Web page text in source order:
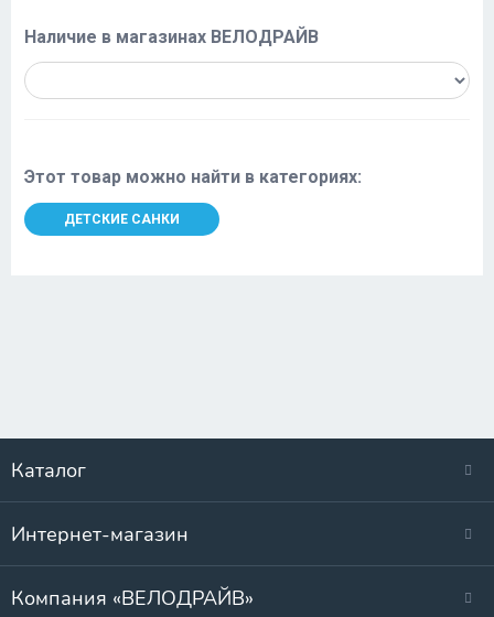
Наличие в магазинах ВЕЛОДРАЙВ
Этот товар можно найти в категориях:
ДЕТСКИЕ САНКИ
Каталог
Интернет-магазин
Компания «ВЕЛОДРАЙВ»